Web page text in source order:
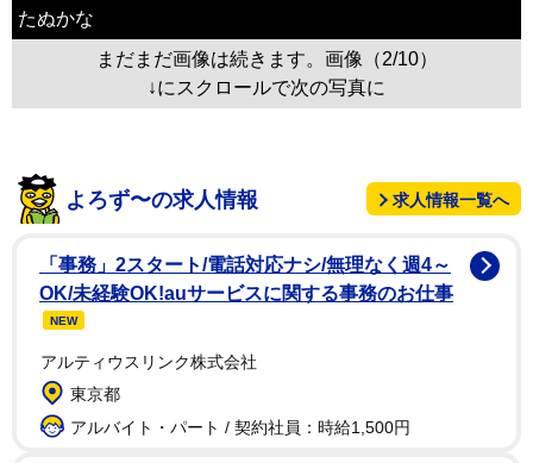
たぬかな
まだまだ画像は続きます。画像（2/10）
↓にスクロールで次の写真に
よろず〜の求人情報 求人情報一覧へ
「事務」2スタート/電話対応ナシ/無理なく週4～
OK/未経験OK!auサービスに関する事務のお仕事
NEW
アルティウスリンク株式会社
東京都
アルバイト・パート / 契約社員：時給1,500円